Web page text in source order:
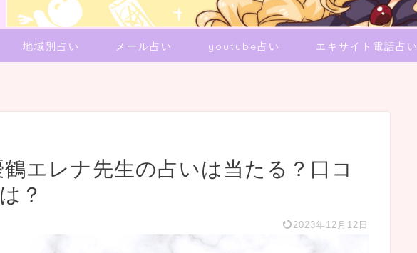
地域別占い メール占い youtube占い エキサイト電話占い
エレナ先生の占いは当たる？口コ
？
2023年12月12日